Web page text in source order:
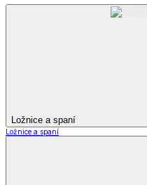
Ložnice a spaní
Ložnice a spaní